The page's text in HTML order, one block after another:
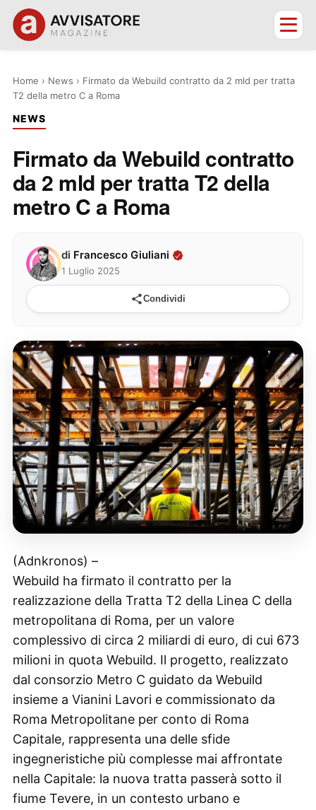
Home › News › Firmato da Webuild contratto da 2 mld per tratta
T2 della metro C a Roma
NEWS
Firmato da Webuild contratto
da 2 mld per tratta T2 della
metro C a Roma
di Francesco Giuliani
1 Luglio 2025
Condividi
(Adnkronos) –
Webuild ha firmato il contratto per la
realizzazione della Tratta T2 della Linea C della
metropolitana di Roma, per un valore
complessivo di circa 2 miliardi di euro, di cui 673
milioni in quota Webuild. Il progetto, realizzato
dal consorzio Metro C guidato da Webuild
insieme a Vianini Lavori e commissionato da
Roma Metropolitane per conto di Roma
Capitale, rappresenta una delle sfide
ingegneristiche più complesse mai affrontate
nella Capitale: la nuova tratta passerà sotto il
fiume Tevere, in un contesto urbano e